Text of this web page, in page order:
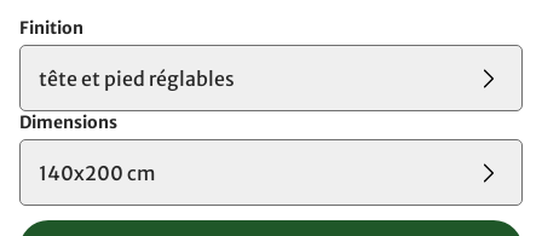
Finition
tête et pied réglables
Dimensions
140x200 cm